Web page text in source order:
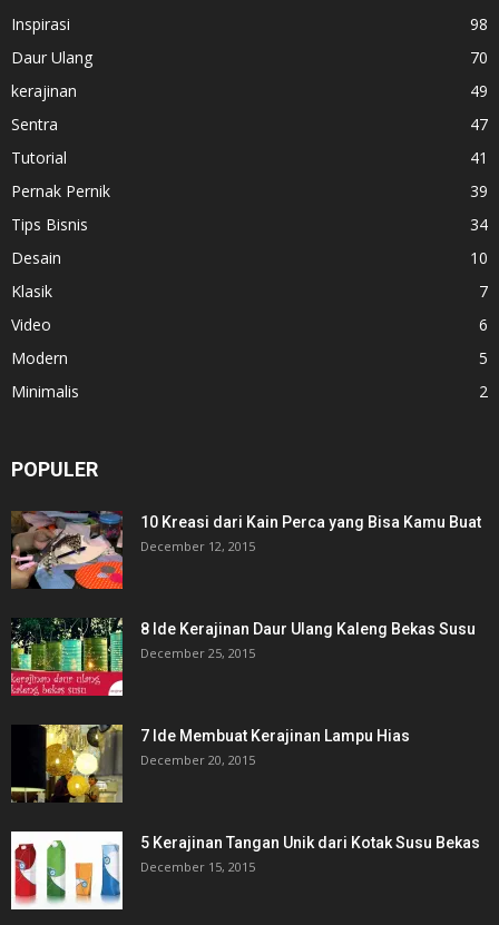
Inspirasi
98
Daur Ulang
70
kerajinan
49
Sentra
47
Tutorial
41
Pernak Pernik
39
Tips Bisnis
34
Desain
10
Klasik
7
Video
6
Modern
5
Minimalis
2
POPULER
10 Kreasi dari Kain Perca yang Bisa Kamu Buat
December 12, 2015
8 Ide Kerajinan Daur Ulang Kaleng Bekas Susu
December 25, 2015
7 Ide Membuat Kerajinan Lampu Hias
December 20, 2015
5 Kerajinan Tangan Unik dari Kotak Susu Bekas
December 15, 2015